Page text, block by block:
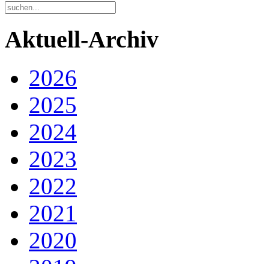
Aktuell-Archiv
2026
2025
2024
2023
2022
2021
2020